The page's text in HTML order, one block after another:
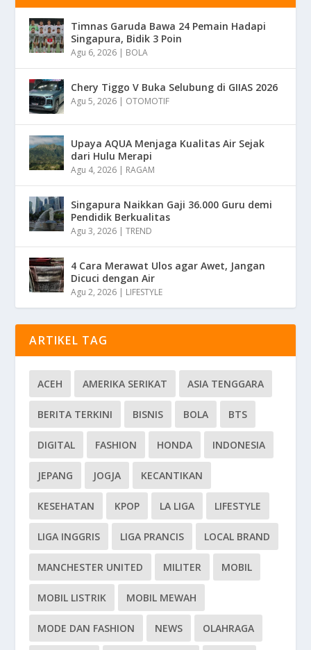
Timnas Garuda Bawa 24 Pemain Hadapi
Singapura, Bidik 3 Poin
Agu 6, 2026 | BOLA
Chery Tiggo V Buka Selubung di GIIAS 2026
Agu 5, 2026 | OTOMOTIF
Upaya AQUA Menjaga Kualitas Air Sejak
dari Hulu Merapi
Agu 4, 2026 | RAGAM
Singapura Naikkan Gaji 36.000 Guru demi
Pendidik Berkualitas
Agu 3, 2026 |TREND
4 Cara Merawat Ulos agar Awet, Jangan
Dicuci dengan Air
Agu 2, 2026 | LIFESTYLE
ARTIKEL TAG
ACEH AMERIKA SERIKAT ASIA TENGGARA
BERITA TERKINI BISNIS BOLA BTS
DIGITAL FASHION HONDA INDONESIA
JEPANG JOGJA KECANTIKAN
KESEHATAN KPOP LA LIGA LIFESTYLE
LIGA INGGRIS LIGA PRANCIS LOCAL BRAND
MANCHESTER UNITED MILITER MOBIL
MOBIL LISTRIK MOBIL MEWAH
MODE DAN FASHION NEWS OLAHRAGA